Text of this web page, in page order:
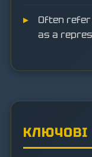
Often
as a
КЛЮЧОВІ